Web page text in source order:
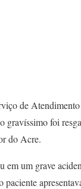
de
gravíssimo foi
do Acre.
em um grave